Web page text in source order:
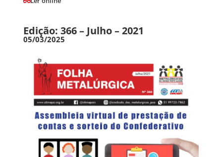
Edição: 366 – Julho – 2021
05/03/2025